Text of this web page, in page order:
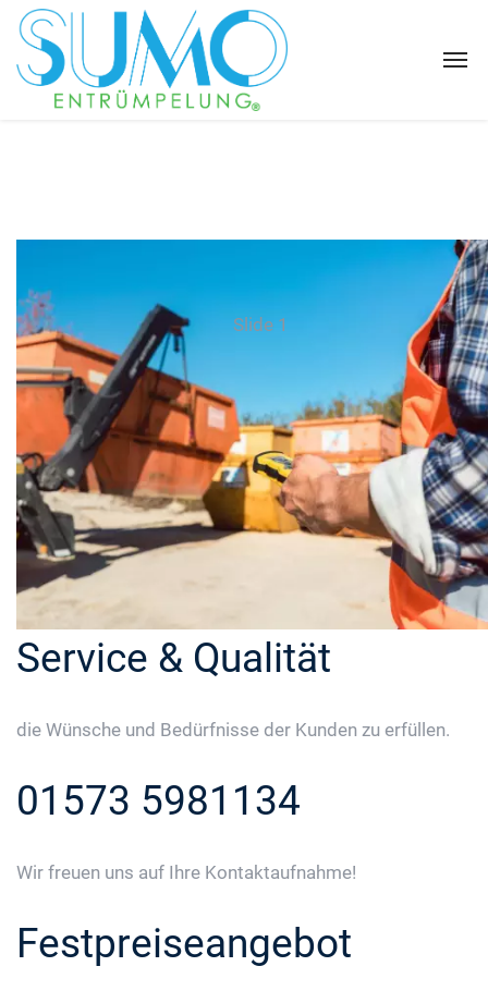
Slide 1
Service & Qualität
die Wünsche und Bedürfnisse der Kunden zu erfüllen.
01573 5981134
Wir freuen uns auf Ihre Kontaktaufnahme!
Festpreiseangebot